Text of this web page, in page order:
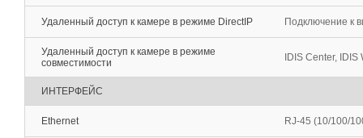
Удаленный доступ к камере в режиме DirectIP Подключение к
Удаленный доступ к камере в режиме
совместимости
IDIS Center,
ИНТЕРФЕЙС
Ethernet RJ-45 (10/100/